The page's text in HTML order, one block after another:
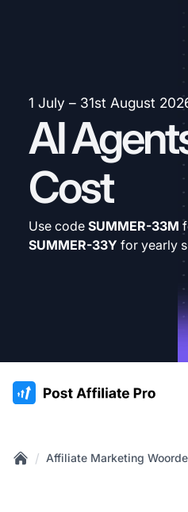
1 July – 31st August
AI
Cost
Use code SUMMER-33M
SUMMER-33Y for yearly
:site.title
/ Affiliate Marketing